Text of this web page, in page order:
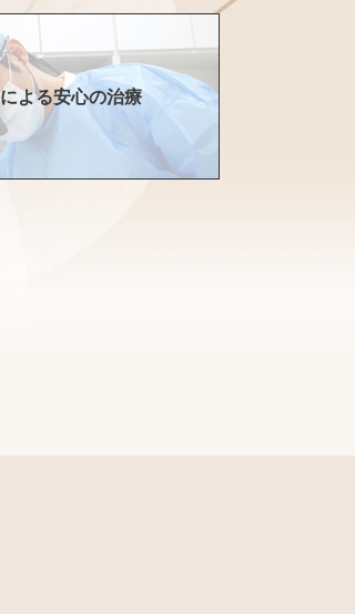
による安心の治療